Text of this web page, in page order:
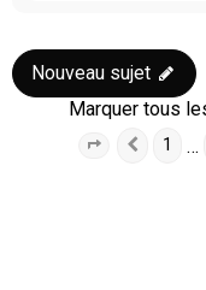
Nouveau sujet
Marquer tous
Page sur14
1 …